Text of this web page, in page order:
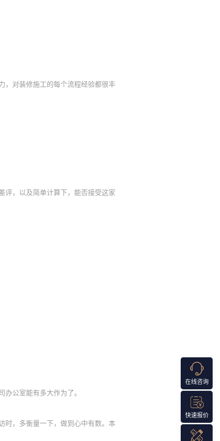
，对装修施工的每个流程经验都很丰
评， 以及简单计算下， 能否接受这家
办公室能有多大作为了。
时，多衡量一下，做到心中有数。本
在线咨询
快速报价